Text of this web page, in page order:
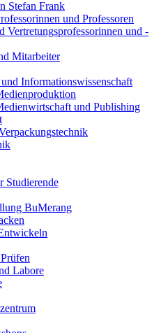
Stefan Frank
und Professoren
Vertretungsprofessorinnen und -
Mitarbeiter
Informationswissenschaft
und Publishing
Studierende
BuMerang
Labore